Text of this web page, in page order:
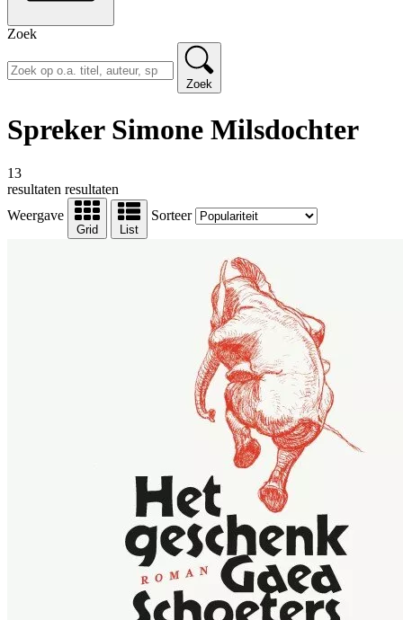
Zoek
Zoek
Spreker Simone Milsdochter
13
resultaten resultaten
Weergave
Grid List
Sorteer